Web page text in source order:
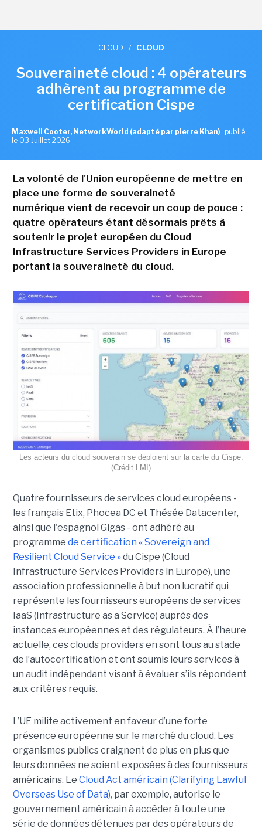
CLOUD / CLOUD
Souveraineté cloud : 4 opérateurs
adhèrent au programme de
certification Cispe
Maxwell Cooter, NetworkWorld (adapté par pierre Khan) , publié
le 03 Juillet 2026
La volonté de l'Union européenne de mettre en
place une forme de souveraineté
numérique vient de recevoir un coup de pouce :
quatre opérateurs étant désormais prêts à
soutenir le projet européen du Cloud
Infrastructure Services Providers in Europe
portant la souveraineté du cloud.
Les acteurs du cloud souverain se déploient sur la carte du Cispe.
(Crédit LMI)
Quatre fournisseurs de services cloud européens -
les français Etix, Phocea DC et Thésée Datacenter,
ainsi que l'espagnol Gigas - ont adhéré au
programme de certification « Sovereign and
Resilient Cloud Service »du Cispe (Cloud
Infrastructure Services Providers in Europe), une
association professionnelle à but non lucratif qui
représente les fournisseurs européens de services
IaaS (Infrastructure as a Service) auprès des
instances européennes et des régulateurs. À l’heure
actuelle, ces clouds providers en sont tous au stade
de l’autocertification et ont soumis leurs services à
un audit indépendant visant à évaluer s’ils répondent
aux critères requis.
L’UE milite activement en faveur d’une forte
présence européenne sur le marché du cloud. Les
organismes publics craignent de plus en plus que
leurs données ne soient exposées à des fournisseurs
américains. Le Cloud Act américain (Clarifying Lawful
Overseas Use of Data), par exemple, autorise le
gouvernement américain à accéder à toute une
série de données détenues par des opérateurs de